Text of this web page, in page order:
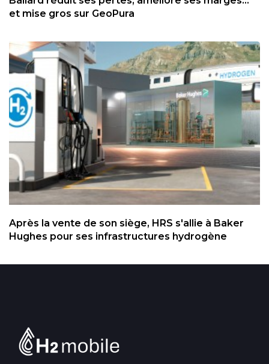
et mise gros sur GeoPura
Après la vente de son siège, HRS s'allie à Baker
Hughes pour ses infrastructures hydrogène